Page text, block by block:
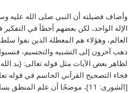
وأضاف فضيلته أن النبي صلى الله عليه
الإله الواحد، لكن بعضهم أخطأ في
العالم، وهؤلاء هم المعطلة الذين نفوا
ذهب آخرون إلى التشبيه والتجسيم،
فجاء التصحيح القرآني الحاسم في قوله
[الشورى: 11]، موضحًا أن علم